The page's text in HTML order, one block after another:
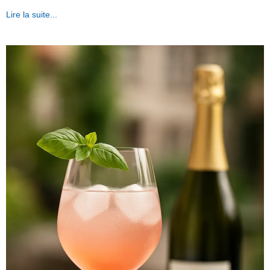
Lire la suite...